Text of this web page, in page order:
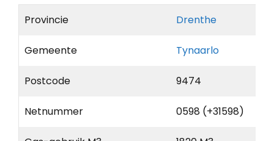
Provincie Drenthe
Gemeente Tynaarlo
Postcode 9474
Netnummer 0598 (+31598)